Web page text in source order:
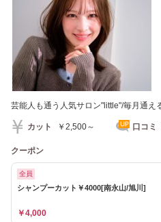
芸能人も通う人気サロン"little"/毎月通え
カット ￥2,500～ 口コミ
クーポン
全員
シャンプーカット￥4000[南永山/旭川]
￥4,000